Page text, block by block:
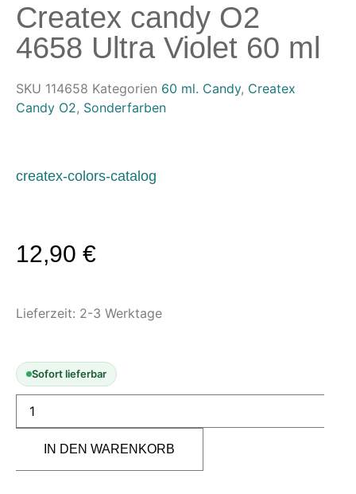
Schläuche & Kupplungen
Anschlüsse & Verschraubungen
Luftfilter & Druckregler
Werkzeuge & Malzubehör
Pinsel & Stifte
Plotter & Zubehör
Oberflächenvorbereitung &
Bearbeitung
Schleif- & Poliermittel
Maskierung & Schablonen
Maskierfolien & Maskierbänder
Reinigung & Pflege
Createx candy O2
4658 Ultra Violet 60 ml
SKU 114658 Kategorien 60 ml. Candy, Createx
Candy O2, Sonderfarben
createx-colors-catalog
12,90 €
Lieferzeit: 2-3 Werktage
Sofort lieferbar
IN DEN WARENKORB